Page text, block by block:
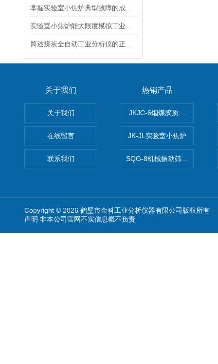
关于我们
关于我们
在线留言
联系我们
热销产品
JKJC-6烟煤胶质层Y值测定仪
JK-JL实验室小焦炉
SQG-8机械振动筛煤焦化验设
Copyright © 2026 鹤壁市金科工业分析仪器有限公司版权所有
声明 非本公司官网不实信息概不负责